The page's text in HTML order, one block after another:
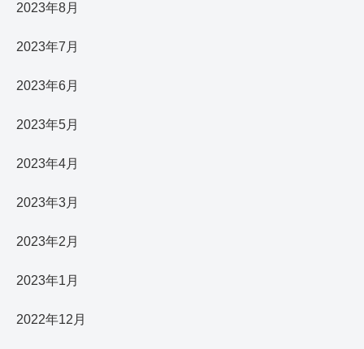
2023年8月
2023年7月
2023年6月
2023年5月
2023年4月
2023年3月
2023年2月
2023年1月
2022年12月